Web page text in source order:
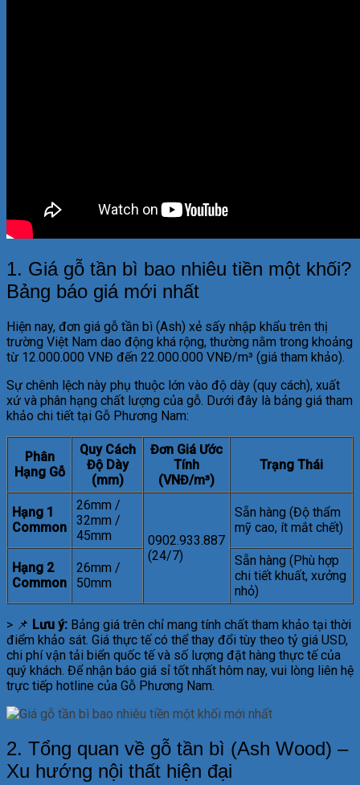
1. Giá gỗ tần bì bao nhiêu tiền một khối?
Bảng báo giá mới nhất
Hiện nay, đơn giá gỗ tần bì (Ash) xẻ sấy nhập khẩu trên thị
trường Việt Nam dao động khá rộng, thường nằm trong khoảng
từ 12.000.000 VNĐ đến 22.000.000 VNĐ/m³ (giá tham khảo).
Sự chênh lệch này phụ thuộc lớn vào độ dày (quy cách), xuất
xứ và phân hạng chất lượng của gỗ. Dưới đây là bảng giá tham
khảo chi tiết tại Gỗ Phương Nam:
Phân
Hạng Gỗ
Quy Cách
Độ Dày
(mm)
Đơn Giá Ước
Tính
(VNĐ/m³)
Trạng Thái
Hạng 1
Common
26mm /
32mm /
45mm
0902.933.887
(24/7)
Sẵn hàng (Độ thẩm
mỹ cao, ít mắt chết)
Hạng 2
Common
26mm /
50mm
Sẵn hàng (Phù hợp
chi tiết khuất, xưởng
nhỏ)
> 📌 Lưu ý: Bảng giá trên chỉ mang tính chất tham khảo tại thời
điểm khảo sát. Giá thực tế có thể thay đổi tùy theo tỷ giá USD,
chi phí vận tải biển quốc tế và số lượng đặt hàng thực tế của
quý khách. Để nhận báo giá sỉ tốt nhất hôm nay, vui lòng liên hệ
trực tiếp hotline của Gỗ Phương Nam.
2. Tổng quan về gỗ tần bì (Ash Wood) –
Xu hướng nội thất hiện đại